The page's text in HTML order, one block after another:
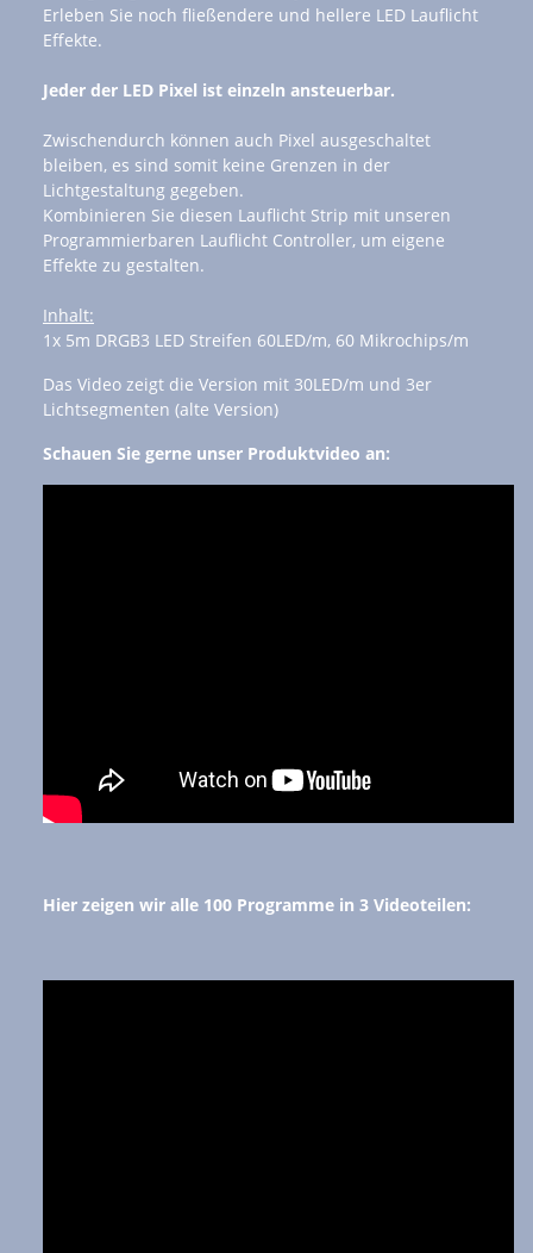
Erleben Sie noch fließendere und hellere LED Lauflicht
Effekte.
Jeder der LED Pixel ist einzeln ansteuerbar.
Zwischendurch können auch Pixel ausgeschaltet
bleiben, es sind somit keine Grenzen in der
Lichtgestaltung gegeben.
Kombinieren Sie diesen Lauflicht Strip mit unseren
Programmierbaren Lauflicht Controller, um eigene
Effekte zu gestalten.
Inhalt:
1x 5m DRGB3 LED Streifen 60LED/m, 60 Mikrochips/m
Das Video zeigt die Version mit 30LED/m und 3er
Lichtsegmenten (alte Version)
Schauen Sie gerne unser Produktvideo an:
Hier zeigen wir alle 100 Programme in 3 Videoteilen: